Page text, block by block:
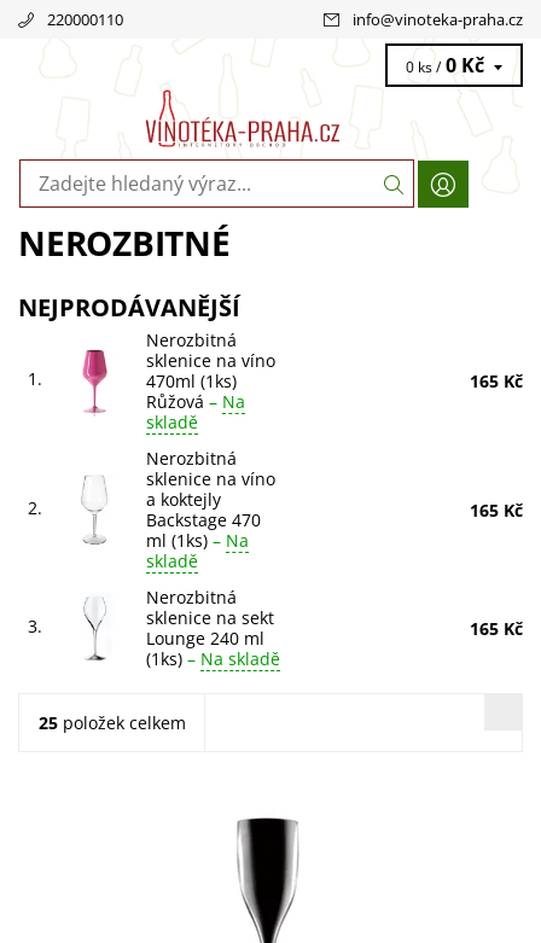
220000110 info@vinoteka-praha.cz
0 ks / 0 Kč
NEROZBITNÉ
NEJPRODÁVANĚJŠÍ
1.
Nerozbitná
sklenice na víno
470ml (1ks)
Růžová – Na
skladě
165 Kč
2.
Nerozbitná
sklenice na víno
a koktejly
Backstage 470
ml (1ks) – Na
skladě
165 Kč
3.
Nerozbitná
sklenice na sekt
Lounge 240 ml
(1ks) – Na skladě
165 Kč
25 položek celkem
Černé plastové sklenice Flute se perfektně hodí pro
šampaňské. Jsou vyrobeny z pevného plastu, jsou
nerozbitné a opakovaně použitelné. Extra pevný...